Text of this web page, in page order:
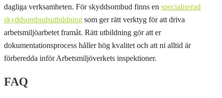
dagliga verksamheten. För skyddsombud finns en specialiserad
skyddsombudsutbildning som ger rätt verktyg för att driva
arbetsmiljöarbetet framåt. Rätt utbildning gör att er
dokumentationsprocess håller hög kvalitet och att ni alltid är
förberedda inför Arbetsmiljöverkets inspektioner.
FAQ